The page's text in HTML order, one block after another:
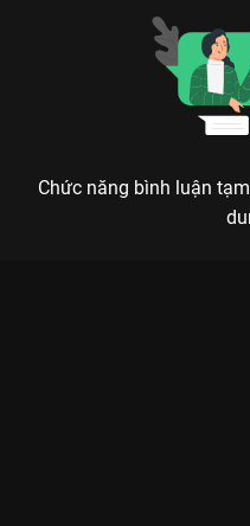
Chức năng bình luận